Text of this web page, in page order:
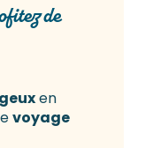
de
en
voyage